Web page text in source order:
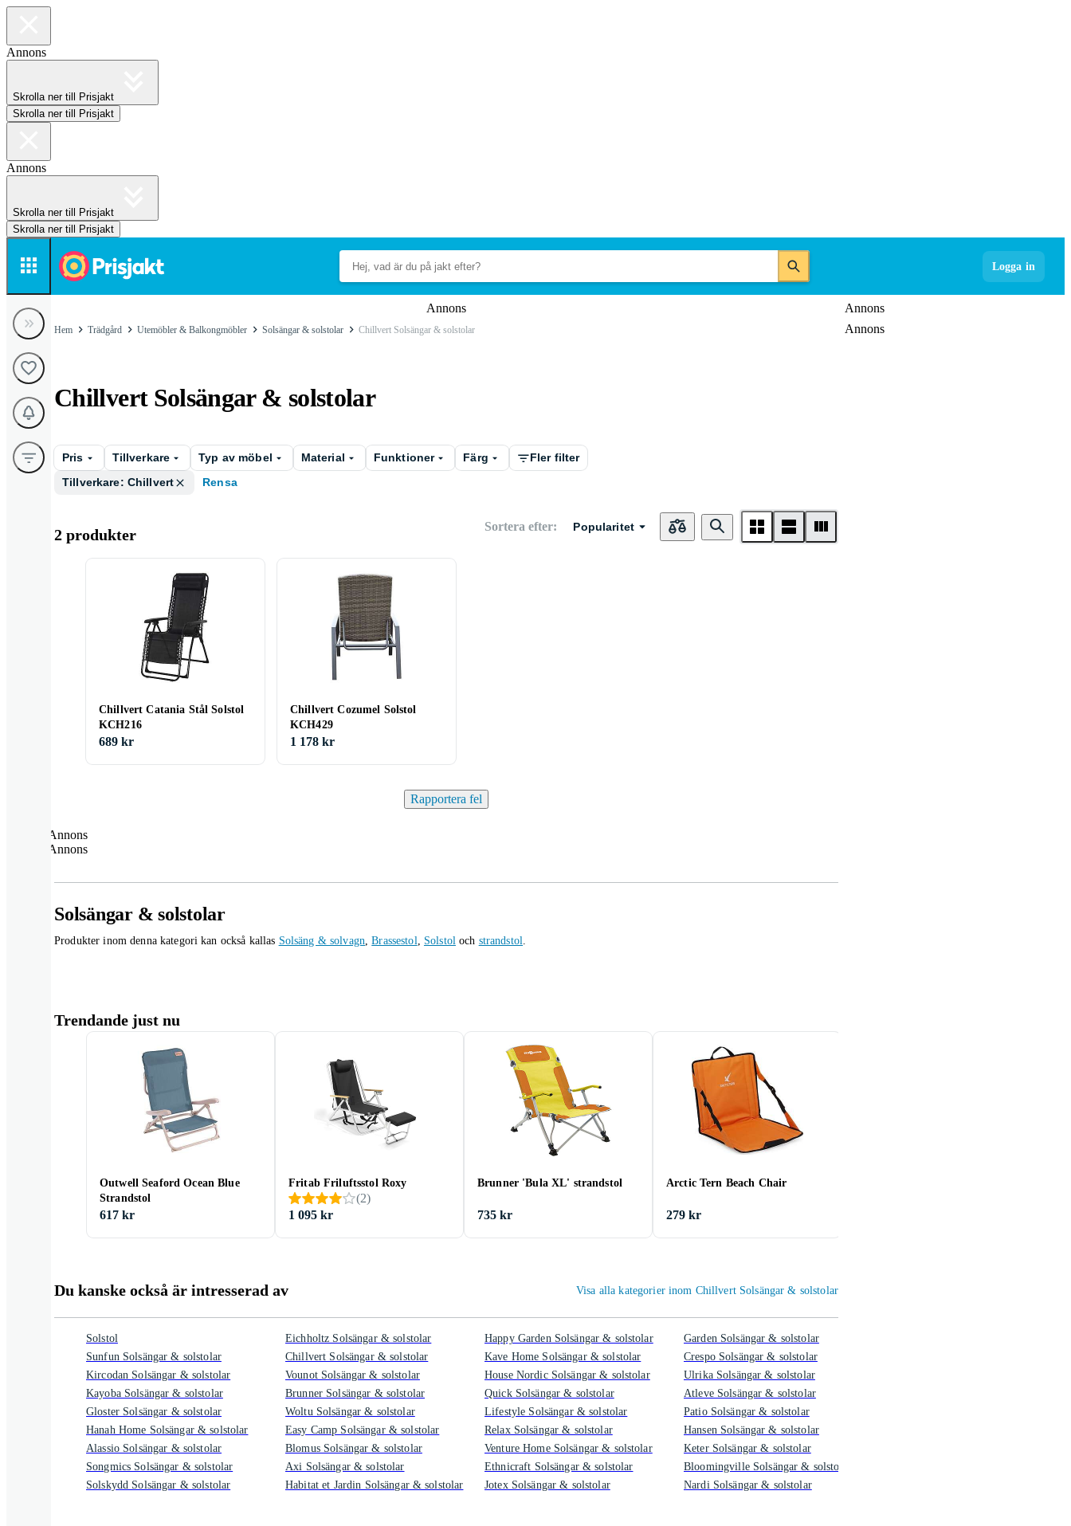
Annons
Skrolla ner till Prisjakt
Skrolla ner till Prisjakt
Annons
Skrolla ner till Prisjakt
Skrolla ner till Prisjakt
Logga in
Annons
Annons
Annons
Hem Trädgård Utemöbler & Balkongmöbler Solsängar & solstolar Chillvert Solsängar & solstolar
Chillvert Solsängar & solstolar
Pris Tillverkare Typ av möbel Material Funktioner Färg
Fler filter
Tillverkare: Chillvert
Rensa
2 produkter Sortera efter: Popularitet
Chillvert Catania Stål Solstol
KCH216
689 kr
Chillvert Cozumel Solstol
KCH429
1 178 kr
Rapportera fel
Annons
Annons
Solsängar & solstolar
Produkter inom denna kategori kan också kallas Solsäng & solvagn,Brassestol, Solstoloch strandstol.
Trendande just nu
Outwell Seaford Ocean Blue
Strandstol
617 kr
Fritab Friluftsstol Roxy
(2)
1 095 kr
Brunner 'Bula XL' strandstol
735 kr
Arctic Tern Beach Chair
279 kr
Du kanske också är intresserad av Visa alla kategorier inom Chillvert Solsängar & solstolar
Solstol
Sunfun Solsängar & solstolar
Kircodan Solsängar & solstolar
Kayoba Solsängar & solstolar
Gloster Solsängar & solstolar
Hanah Home Solsängar & solstolar
Alassio Solsängar & solstolar
Songmics Solsängar & solstolar
Solskydd Solsängar & solstolar
Eichholtz Solsängar & solstolar
Chillvert Solsängar & solstolar
Vounot Solsängar & solstolar
Brunner Solsängar & solstolar
Woltu Solsängar & solstolar
Easy Camp Solsängar & solstolar
Blomus Solsängar & solstolar
Axi Solsängar & solstolar
Habitat et Jardin Solsängar & solstolar
Happy Garden Solsängar & solstolar
Kave Home Solsängar & solstolar
House Nordic Solsängar & solstolar
Quick Solsängar & solstolar
Lifestyle Solsängar & solstolar
Relax Solsängar & solstolar
Venture Home Solsängar & solstolar
Ethnicraft Solsängar & solstolar
Jotex Solsängar & solstolar
Garden Solsängar & solstolar
Crespo Solsängar & solstolar
Ulrika Solsängar & solstolar
Atleve Solsängar & solstolar
Patio Solsängar & solstolar
Hansen Solsängar & solstolar
Keter Solsängar & solstolar
Bloomingville Solsängar & solstolar
Nardi Solsängar & solstolar